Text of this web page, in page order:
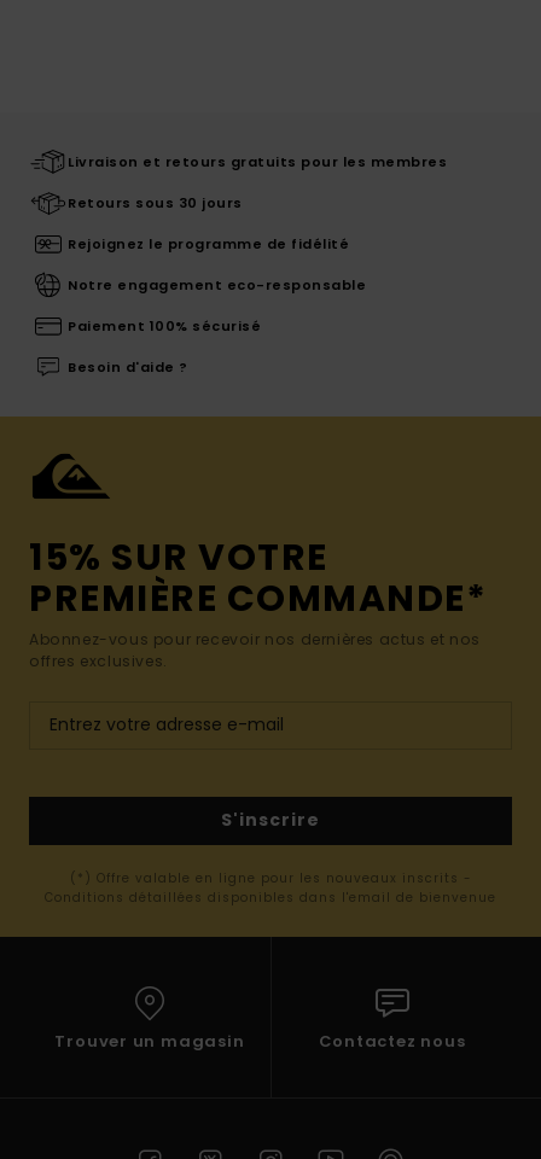
Livraison et retours gratuits pour les membres
Retours sous 30 jours
Rejoignez le programme de fidélité
Notre engagement eco-responsable
Paiement 100% sécurisé
Besoin d'aide ?
15% SUR VOTRE
PREMIÈRE COMMANDE*
Abonnez-vous pour recevoir nos dernières actus et nos
offres exclusives.
S'inscrire
(*) Offre valable en ligne pour les nouveaux inscrits -
Conditions détaillées disponibles dans l'email de bienvenue
Trouver un magasin Contactez nous